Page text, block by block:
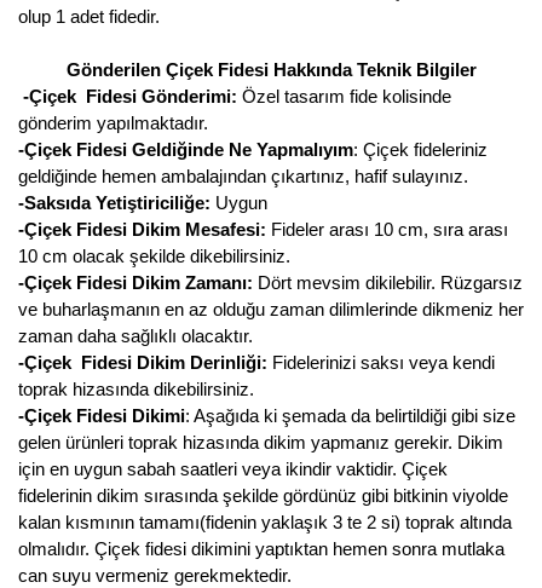
olup 1 adet fidedir.
Gönderilen Çiçek Fidesi Hakkında Teknik Bilgiler
-Çiçek Fidesi Gönderimi: Özel tasarım fide kolisinde
gönderim yapılmaktadır.
-Çiçek Fidesi Geldiğinde Ne Yapmalıyım: Çiçek fideleriniz
geldiğinde hemen ambalajından çıkartınız, hafif sulayınız.
-Saksıda Yetiştiriciliğe: Uygun
-Çiçek Fidesi Dikim Mesafesi: Fideler arası 10 cm, sıra arası
10 cm olacak şekilde dikebilirsiniz.
-Çiçek Fidesi Dikim Zamanı: Dört mevsim dikilebilir. Rüzgarsız
ve buharlaşmanın en az olduğu zaman dilimlerinde dikmeniz her
zaman daha sağlıklı olacaktır.
-Çiçek Fidesi Dikim Derinliği: Fidelerinizi saksı veya kendi
toprak hizasında dikebilirsiniz.
-Çiçek Fidesi Dikimi: Aşağıda ki şemada da belirtildiği gibi size
gelen ürünleri toprak hizasında dikim yapmanız gerekir. Dikim
için en uygun sabah saatleri veya ikindir vaktidir. Çiçek
fidelerinin dikim sırasında şekilde gördünüz gibi bitkinin viyolde
kalan kısmının tamamı(fidenin yaklaşık 3 te 2 si) toprak altında
olmalıdır. Çiçek fidesi dikimini yaptıktan hemen sonra mutlaka
can suyu vermeniz gerekmektedir.